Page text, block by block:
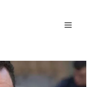
Menu